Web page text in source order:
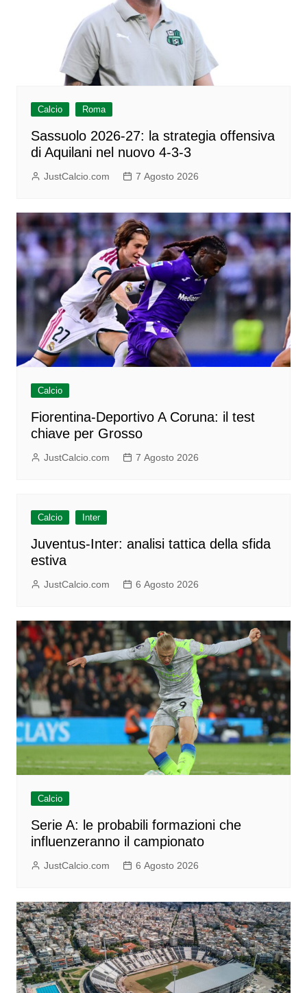
Calcio Roma
Sassuolo 2026-27: la strategia offensiva
di Aquilani nel nuovo 4-3-3
JustCalcio.com 7 Agosto 2026
Calcio
Fiorentina-Deportivo A Coruna: il test
chiave per Grosso
JustCalcio.com 7 Agosto 2026
Calcio Inter
Juventus-Inter: analisi tattica della sfida
estiva
JustCalcio.com 6 Agosto 2026
Calcio
Serie A: le probabili formazioni che
influenzeranno il campionato
JustCalcio.com 6 Agosto 2026